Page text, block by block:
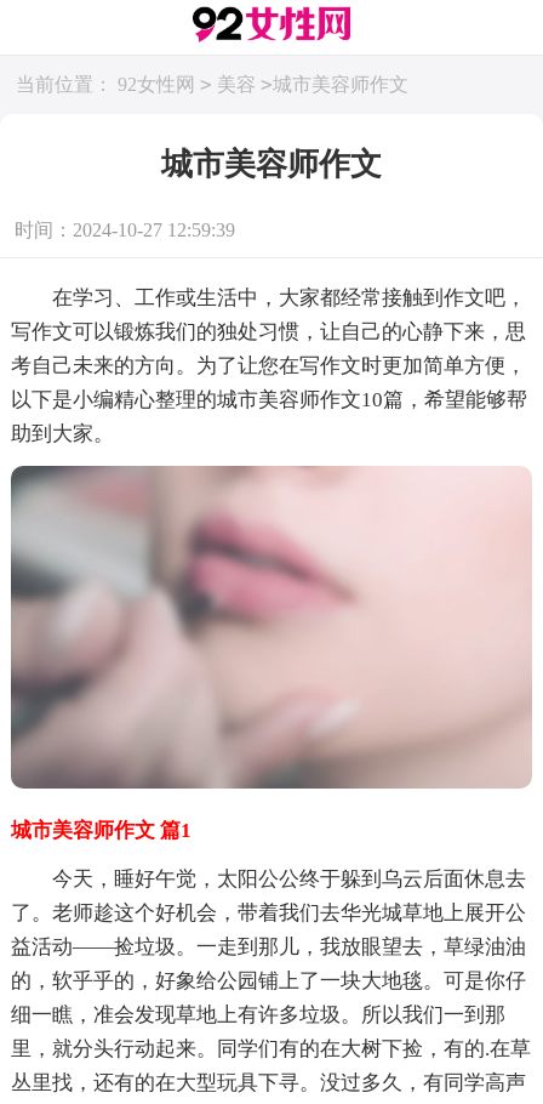
当前位置： 92女性网 > 美容 >城市美容师作文
城市美容师作文
时间：2024-10-27 12:59:39
在学习、工作或生活中，大家都经常接触到作文吧，
写作文可以锻炼我们的独处习惯，让自己的心静下来，思
考自己未来的方向。为了让您在写作文时更加简单方便，
以下是小编精心整理的城市美容师作文10篇，希望能够帮
助到大家。
城市美容师作文 篇1
今天，睡好午觉，太阳公公终于躲到乌云后面休息去
了。老师趁这个好机会，带着我们去华光城草地上展开公
益活动——捡垃圾。一走到那儿，我放眼望去，草绿油油
的，软乎乎的，好象给公园铺上了一块大地毯。可是你仔
细一瞧，准会发现草地上有许多垃圾。所以我们一到那
里，就分头行动起来。同学们有的在大树下捡，有的.在草
丛里找，还有的在大型玩具下寻。没过多久，有同学高声